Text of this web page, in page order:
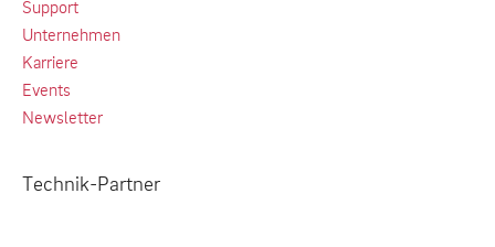
Support
Unternehmen
Karriere
Events
Newsletter
Technik-Partner